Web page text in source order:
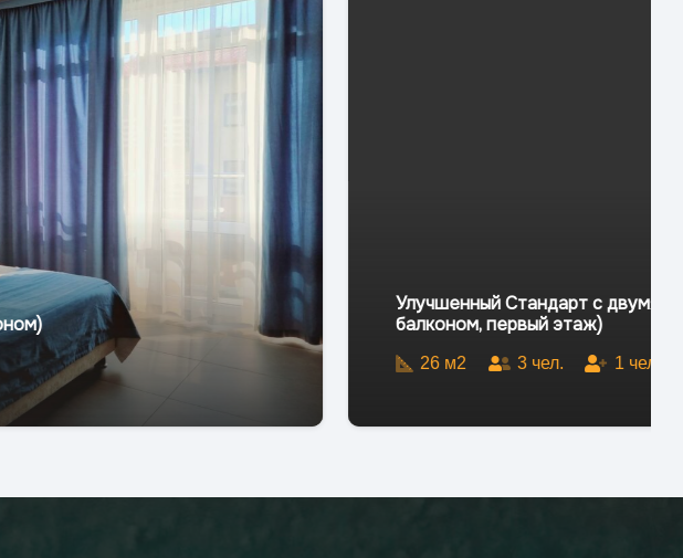
Улучшенный Стандарт с двумя кроватями SUTWIN PROMO (с
балконом, первый этаж)
26 м2 3